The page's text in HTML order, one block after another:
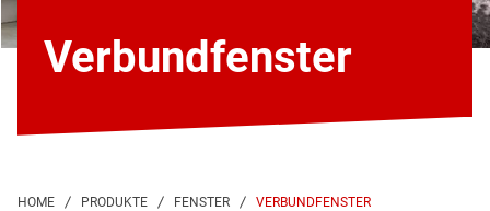
Verbundfenster
VERBUNDFENSTER